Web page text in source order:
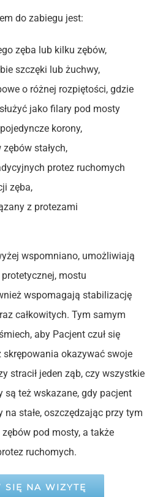
do zabiegu jest:
zęba lub kilku zębów,
szczęki lub żuchwy,
o różnej rozpiętości, gdzie
jako filary pod mosty
korony,
stałych,
protez ruchomych
zęba,
z protezami
wspomniano, umożliwiają
mostu
wspomagają stabilizację
całkowitych. Tym samym
aby Pacjent czuł się
skrępowania okazywać swoje
stracił jeden ząb, czy wszystkie
są też wskazane, gdy pacjent
stałe, oszczędzając przy tym
pod mosty, a także
ruchomych.
SIĘ NA WIZYTĘ